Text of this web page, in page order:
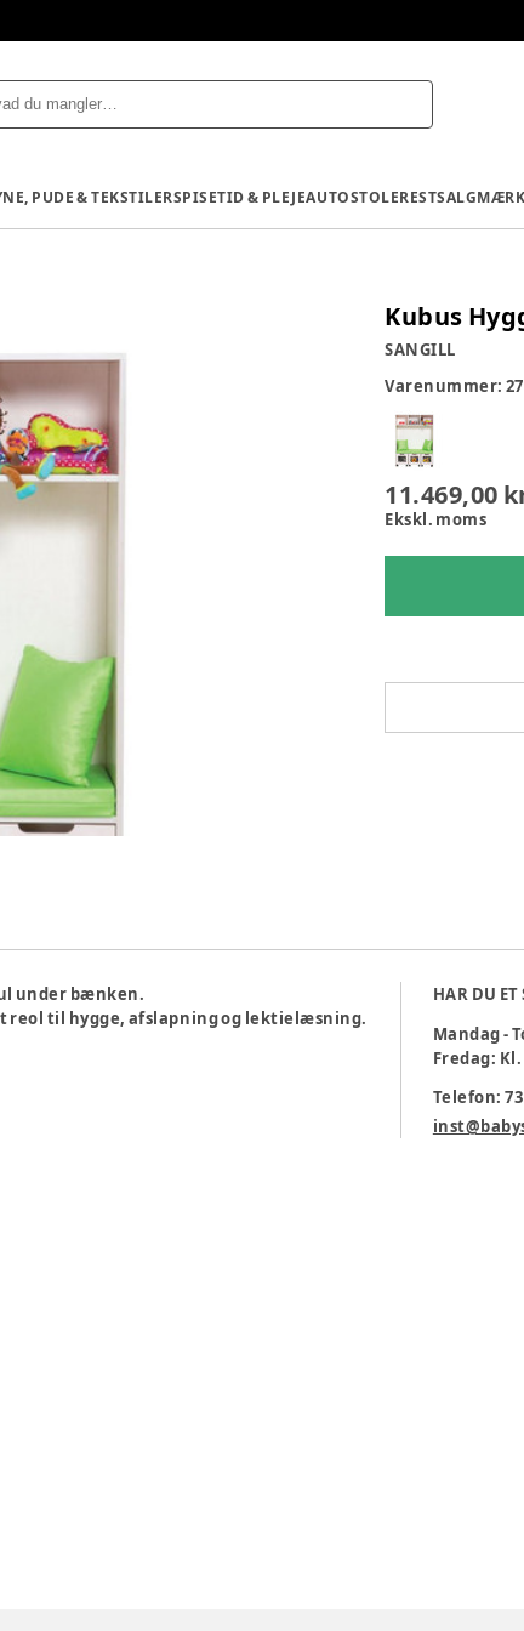
PUDE & TEKSTILERSPISETID & PLEJEAUTOSTOLERESTSALG
Kubus
SANGILL
Varenummer:
11.469,00
Ekskl. moms
under bænken.
reol til hygge, afslapning og lektielæsning.
HAR DU
Mandag -
Fredag: Kl.
Telefon: 73